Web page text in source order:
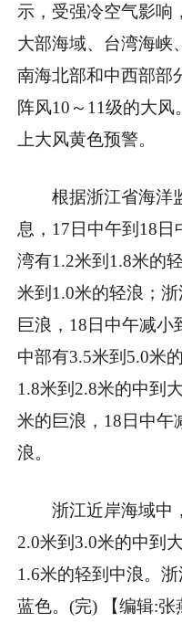
示，受强冷空气影响
大部海域、台湾海峡
南海北部和中西部部
阵风10～11级的大
上大风黄色预警。
根据浙江省海洋
息，17日中午到18日
湾有1.2米到1.8米的
米到1.0米的轻浪；
巨浪，18日中午减小
中部有3.5米到5.0米
1.8米到2.8米的中到
米的巨浪，18日中午
浪。
浙江近岸海域中
2.0米到3.0米的中到
1.6米的轻到中浪。
蓝色。(完)
【编辑:张